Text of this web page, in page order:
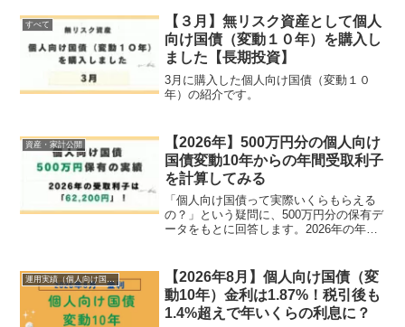
ついても詳しく解説。資産運用の「守
り」を固めたい方は必見です。
すべて
【３月】無リスク資産として個人
向け国債（変動１０年）を購入し
ました【長期投資】
3月に購入した個人向け国債（変動１０
年）の紹介です。
資産・家計公開
【2026年】500万円分の個人向け
国債変動10年からの年間受取利子
を計算してみる
「個人向け国債って実際いくらもらえる
の？」という疑問に、500万円分の保有デ
ータをもとに回答します。2026年の年間
つ、なぜ今あえて国債を持つのか、その
リスク管理術も紹介します。
運用実績（個人向け国債）
【2026年8月】個人向け国債（変
動10年）金利は1.87%！税引後も
1.4%超えで年いくらの利息に？